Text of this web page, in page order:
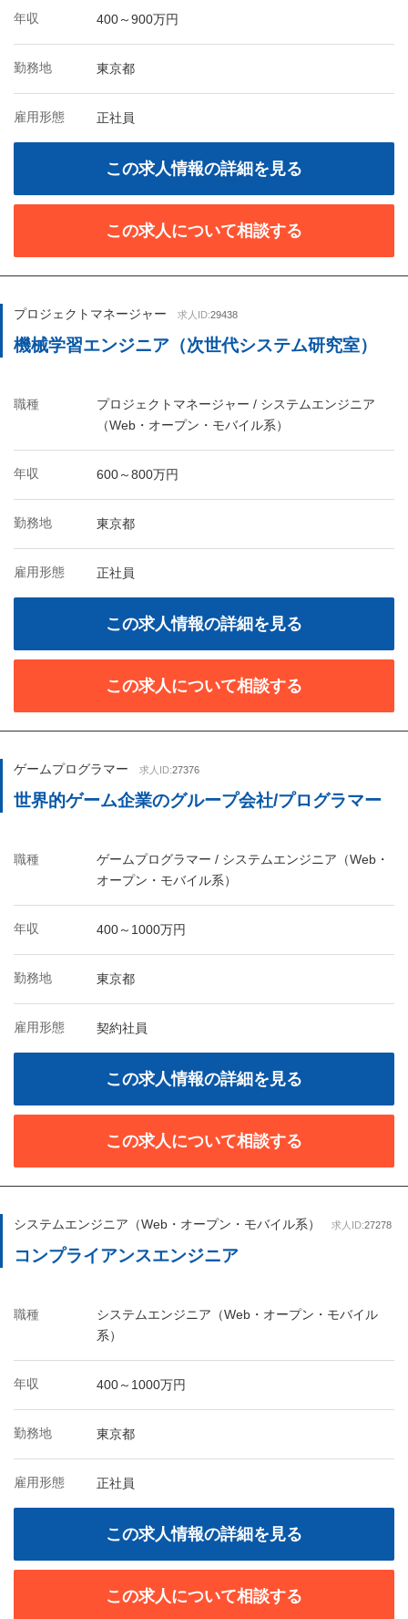
年収 400～900万円
勤務地 東京都
雇用形態 正社員
この求人情報の詳細を見る
この求人について相談する
プロジェクトマネージャー 求人ID:29438
機械学習エンジニア（次世代システム研究室）
職種
プロジェクトマネージャー / システムエンジニア
（Web・オープン・モバイル系）
年収 600～800万円
勤務地 東京都
雇用形態 正社員
この求人情報の詳細を見る
この求人について相談する
ゲームプログラマー 求人ID:27376
世界的ゲーム企業のグループ会社/プログラマー
職種
ゲームプログラマー / システムエンジニア（Web・
オープン・モバイル系）
年収 400～1000万円
勤務地 東京都
雇用形態 契約社員
この求人情報の詳細を見る
この求人について相談する
システムエンジニア（Web・オープン・モバイル系） 求人ID:27278
コンプライアンスエンジニア
職種
システムエンジニア（Web・オープン・モバイル
系）
年収 400～1000万円
勤務地 東京都
雇用形態 正社員
この求人情報の詳細を見る
この求人について相談する